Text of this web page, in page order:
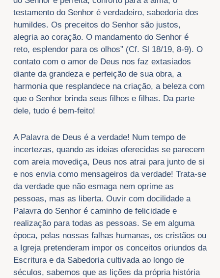
testamento do Senhor é verdadeiro, sabedoria dos
humildes. Os preceitos do Senhor são justos,
alegria ao coração. O mandamento do Senhor é
reto, esplendor para os olhos” (Cf. Sl 18/19, 8-9). O
contato com o amor de Deus nos faz extasiados
diante da grandeza e perfeição de sua obra, a
harmonia que resplandece na criação, a beleza com
que o Senhor brinda seus filhos e filhas. Da parte
dele, tudo é bem-feito!
A Palavra de Deus é a verdade! Num tempo de
incertezas, quando as ideias oferecidas se parecem
com areia movediça, Deus nos atrai para junto de si
e nos envia como mensageiros da verdade! Trata-se
da verdade que não esmaga nem oprime as
pessoas, mas as liberta. Ouvir com docilidade a
Palavra do Senhor é caminho de felicidade e
realização para todas as pessoas. Se em alguma
época, pelas nossas falhas humanas, os cristãos ou
a Igreja pretenderam impor os conceitos oriundos da
Escritura e da Sabedoria cultivada ao longo de
séculos, sabemos que as lições da própria história